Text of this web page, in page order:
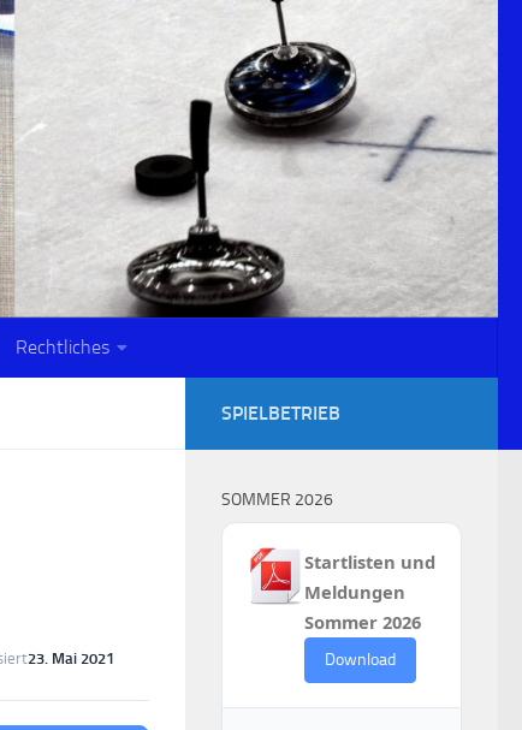
Rechtliches
23. Mai 2021
SPIELBETRIEB
SOMMER 2026
Startlisten und
Meldungen
Sommer 2026
Download